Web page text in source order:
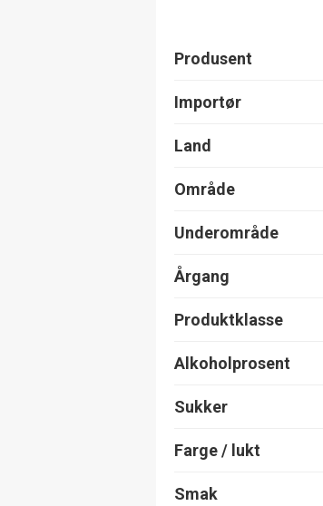
Produsent
Importør
Land
Område
Underområde
Årgang
Produktklasse
Alkoholprosent
Sukker
Farge / lukt
Smak